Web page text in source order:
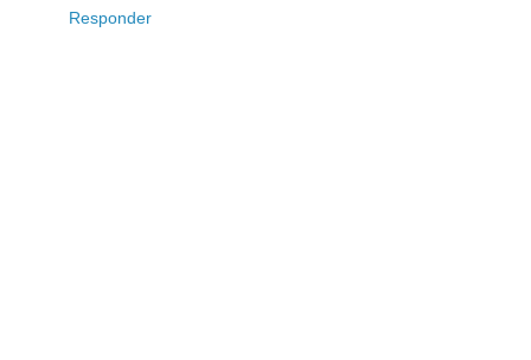
Responder